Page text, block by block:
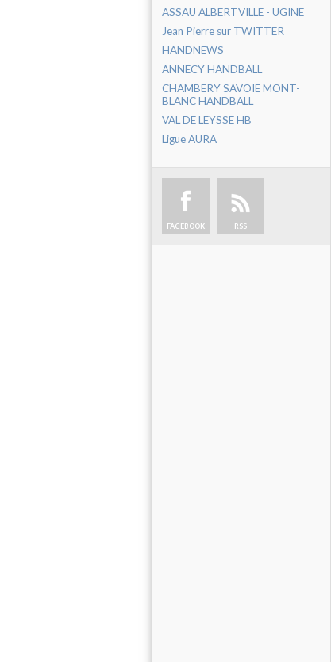
ASSAU ALBERTVILLE - UGINE
Jean Pierre sur TWITTER
HANDNEWS
ANNECY HANDBALL
CHAMBERY SAVOIE MONT-
BLANC HANDBALL
VAL DE LEYSSE HB
Ligue AURA
FACEBOOK RSS